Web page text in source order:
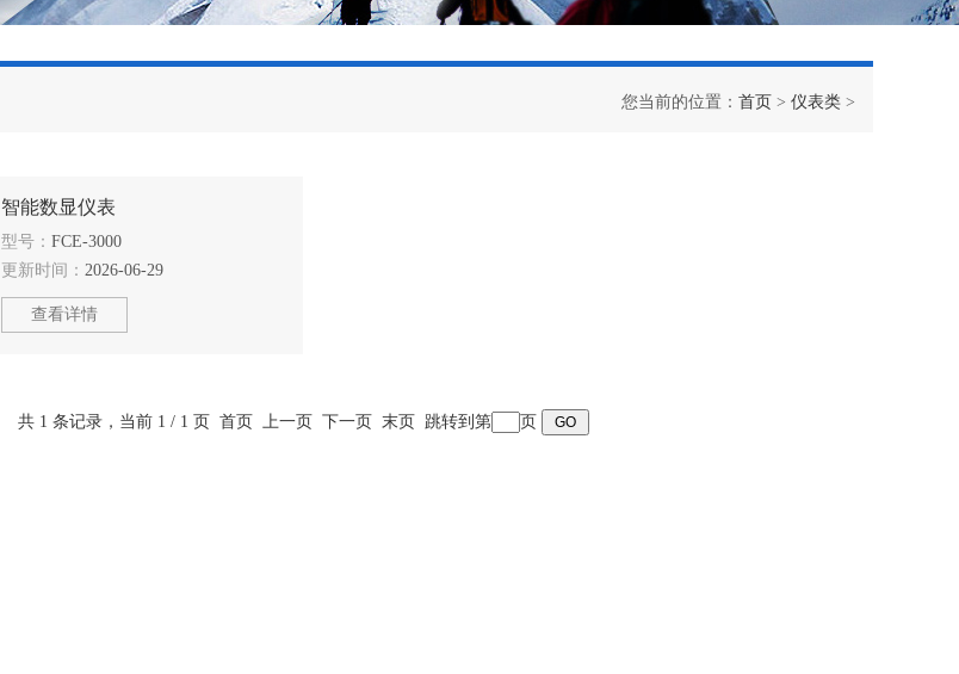
您当前的位置： 首页 > 仪表类 >
智能数显仪表
型号： FCE-3000
更新时间： 2026-06-29
查看详情
共 1 条记录，当前 1 / 1 页 首页 上一页 下一页 末页 跳转到第 页